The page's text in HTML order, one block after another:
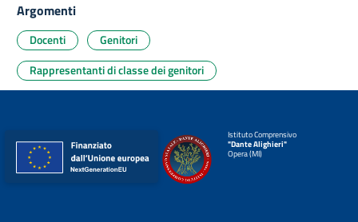
Argomenti
Docenti
Genitori
Rappresentanti di classe dei genitori
Istituto Comprensivo
"Dante Alighieri"
Opera (MI)